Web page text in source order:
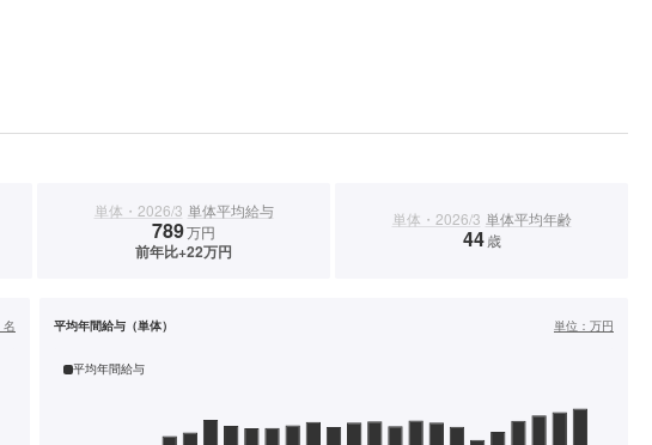
単体・2026/3 単体平均給与
789万円
前年比+22万円
単体・2026/3 単体平均年齢
44 歳
名 平均年間給与（単体） 単位： 万円
平均年間給与